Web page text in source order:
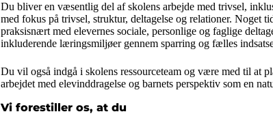
Du bliver en væsentlig del af skolens arbejde med trivsel,
med fokus på trivsel, struktur, deltagelse og relationer. Noget
praksisnært med elevernes sociale, personlige og faglige
inkluderende læringsmiljøer gennem sparring og fælles
Du vil også indgå i skolens ressourceteam og være med til at
arbejdet med elevinddragelse og barnets perspektiv som en
Vi forestiller os, at du